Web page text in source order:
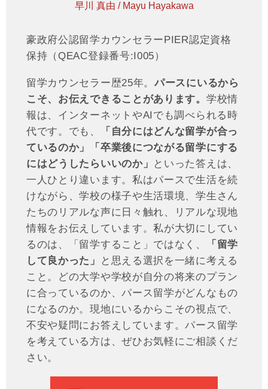
早川 真由 / Mayu Hayakawa
豪政府公認留学カウンセラーPIER認定資格
保持（QEAC登録番号:I005）
留学カウンセラー歴25年。パースにいるから
こそ、お伝えできることがあります。 学校情
報は、インターネットやAIでも調べられる時
代です。でも、
「自分にはどんな留学が合っ
ているのか」「卒業後につながる留学にする
にはどうしたらいいのか」 といった答えは、
一人ひとり違います。私はパースで生活を続
けながら、学校の様子や生活環境、学生さん
たちのリアルな声に日々触れ、リアルな現地
情報をお伝えしています。私が大切にしてい
るのは、「留学すること」ではなく、
「留学
して良かった」
と思える選択を一緒に考える
こと。どの大学や学校が自分の将来のプラン
に合っているのか、パース留学がどんなもの
になるのか。現地にいるからこその視点で、
不安や疑問にお答えしています。パース留学
を考えている方は、ぜひお気軽にご相談くだ
さい。